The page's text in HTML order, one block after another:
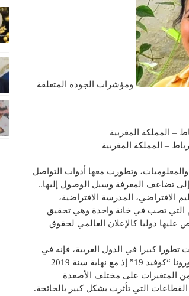
ومؤشرات الجودة المتعلقة
– المملكة المغربية
– المملكة المغربية
وتطورت معها أدوات التواصل
إلى تضاعف المعرفة وسبل الوصول إليها..
الافتراضي، المدرسة الافتراضية،
التي تصب في خانة واحدة وهي تحقيق
عليها دوليا كالإعلان العالمي لحقوق
تطورا كبيرا في الدول الغربية، فإنه في
الوطن العربي لم تبرز أهميته بشكل عملي، إلا مع جائحة كورونا “كوفيد 19” إذ مع نهاية سنة 2019
عدد من المتغيرات على مختلف الأصعدة
القطاعات التي تأثرت بشكل كبير بالجائحة.